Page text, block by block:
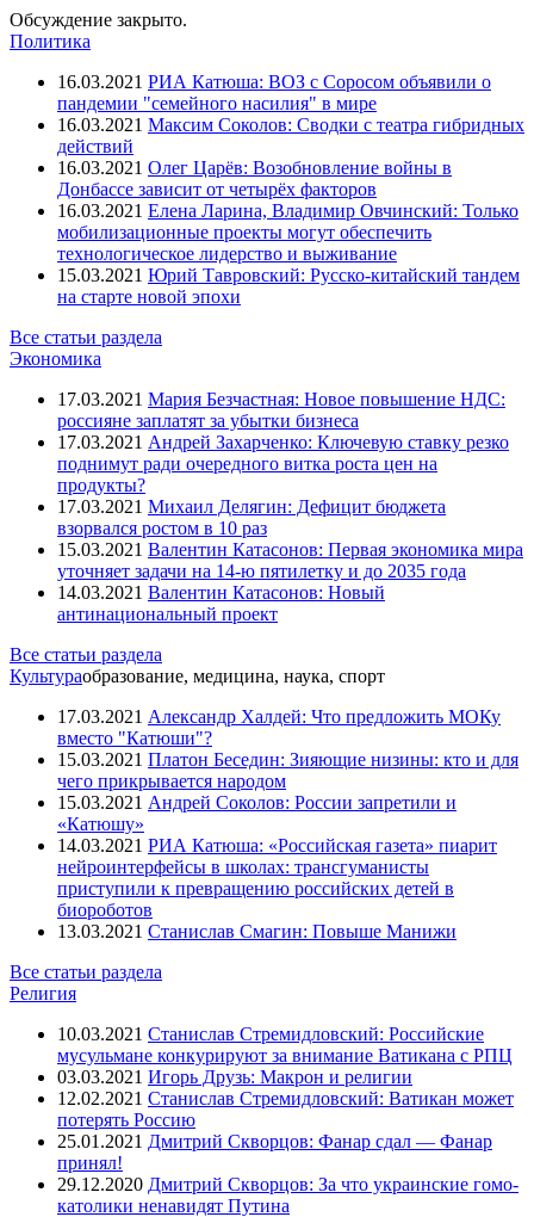
Обсуждение закрыто.
Политика
16.03.2021 РИА Катюша: ВОЗ с Соросом объявили о
пандемии "семейного насилия" в мире
16.03.2021 Максим Соколов: Сводки с театра гибридных
действий
16.03.2021 Олег Царёв: Возобновление войны в
Донбассе зависит от четырёх факторов
16.03.2021 Елена Ларина, Владимир Овчинский: Только
мобилизационные проекты могут обеспечить
технологическое лидерство и выживание
15.03.2021 Юрий Тавровский: Русско-китайский тандем
на старте новой эпохи
Все статьи раздела
Экономика
17.03.2021 Мария Безчастная: Новое повышение НДС:
россияне заплатят за убытки бизнеса
17.03.2021 Андрей Захарченко: Ключевую ставку резко
поднимут ради очередного витка роста цен на
продукты?
17.03.2021 Михаил Делягин: Дефицит бюджета
взорвался ростом в 10 раз
15.03.2021 Валентин Катасонов: Первая экономика мира
уточняет задачи на 14-ю пятилетку и до 2035 года
14.03.2021 Валентин Катасонов: Новый
антинациональный проект
Все статьи раздела
Культураобразование, медицина, наука, спорт
17.03.2021 Александр Халдей: Что предложить МОКу
вместо "Катюши"?
15.03.2021 Платон Беседин: Зияющие низины: кто и для
чего прикрывается народом
15.03.2021 Андрей Соколов: России запретили и
«Катюшу»
14.03.2021 РИА Катюша: «Российская газета» пиарит
нейроинтерфейсы в школах: трансгуманисты
приступили к превращению российских детей в
биороботов
13.03.2021 Станислав Смагин: Повыше Манижи
Все статьи раздела
Религия
10.03.2021 Станислав Стремидловский: Российские
мусульмане конкурируют за внимание Ватикана с РПЦ
03.03.2021 Игорь Друзь: Макрон и религии
12.02.2021 Станислав Стремидловский: Ватикан может
потерять Россию
25.01.2021 Дмитрий Скворцов: Фанар сдал — Фанар
принял!
29.12.2020 Дмитрий Скворцов: За что украинские гомо-
католики ненавидят Путина